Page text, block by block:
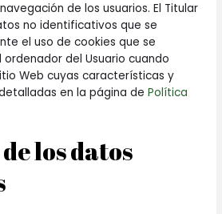
de los usuarios. El Titular
no identificativos que se
el uso de cookies que se
del Usuario cuando
Web cuyas características y
en la página dePolítica
los datos